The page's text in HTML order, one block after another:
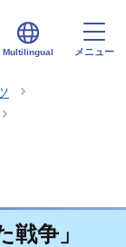
Multilingual メニュー
争」